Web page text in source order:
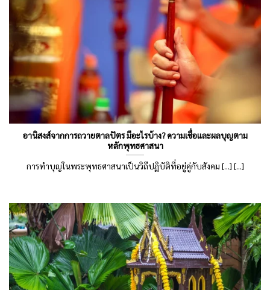
อานิสงส์จากการถวายตาลปัตร มีอะไรบ้าง? ความเชื่อและผลบุญตาม
หลักพุทธศาสนา
การทำบุญในพระพุทธศาสนาเป็นวิถีปฏิบัติที่อยู่คู่กับสังคม [...] [...]